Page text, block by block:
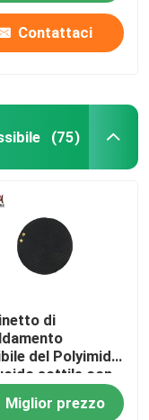
Contattaci
(75)
di
del Polyimide
sottile con
della
accurato
Miglior prezzo